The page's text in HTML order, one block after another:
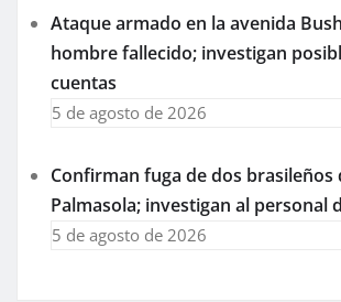
Ataque armado en la avenida
hombre fallecido; investigan
cuentas
5 de agosto de 2026
Confirman fuga de dos brasileños
Palmasola; investigan al personal
5 de agosto de 2026